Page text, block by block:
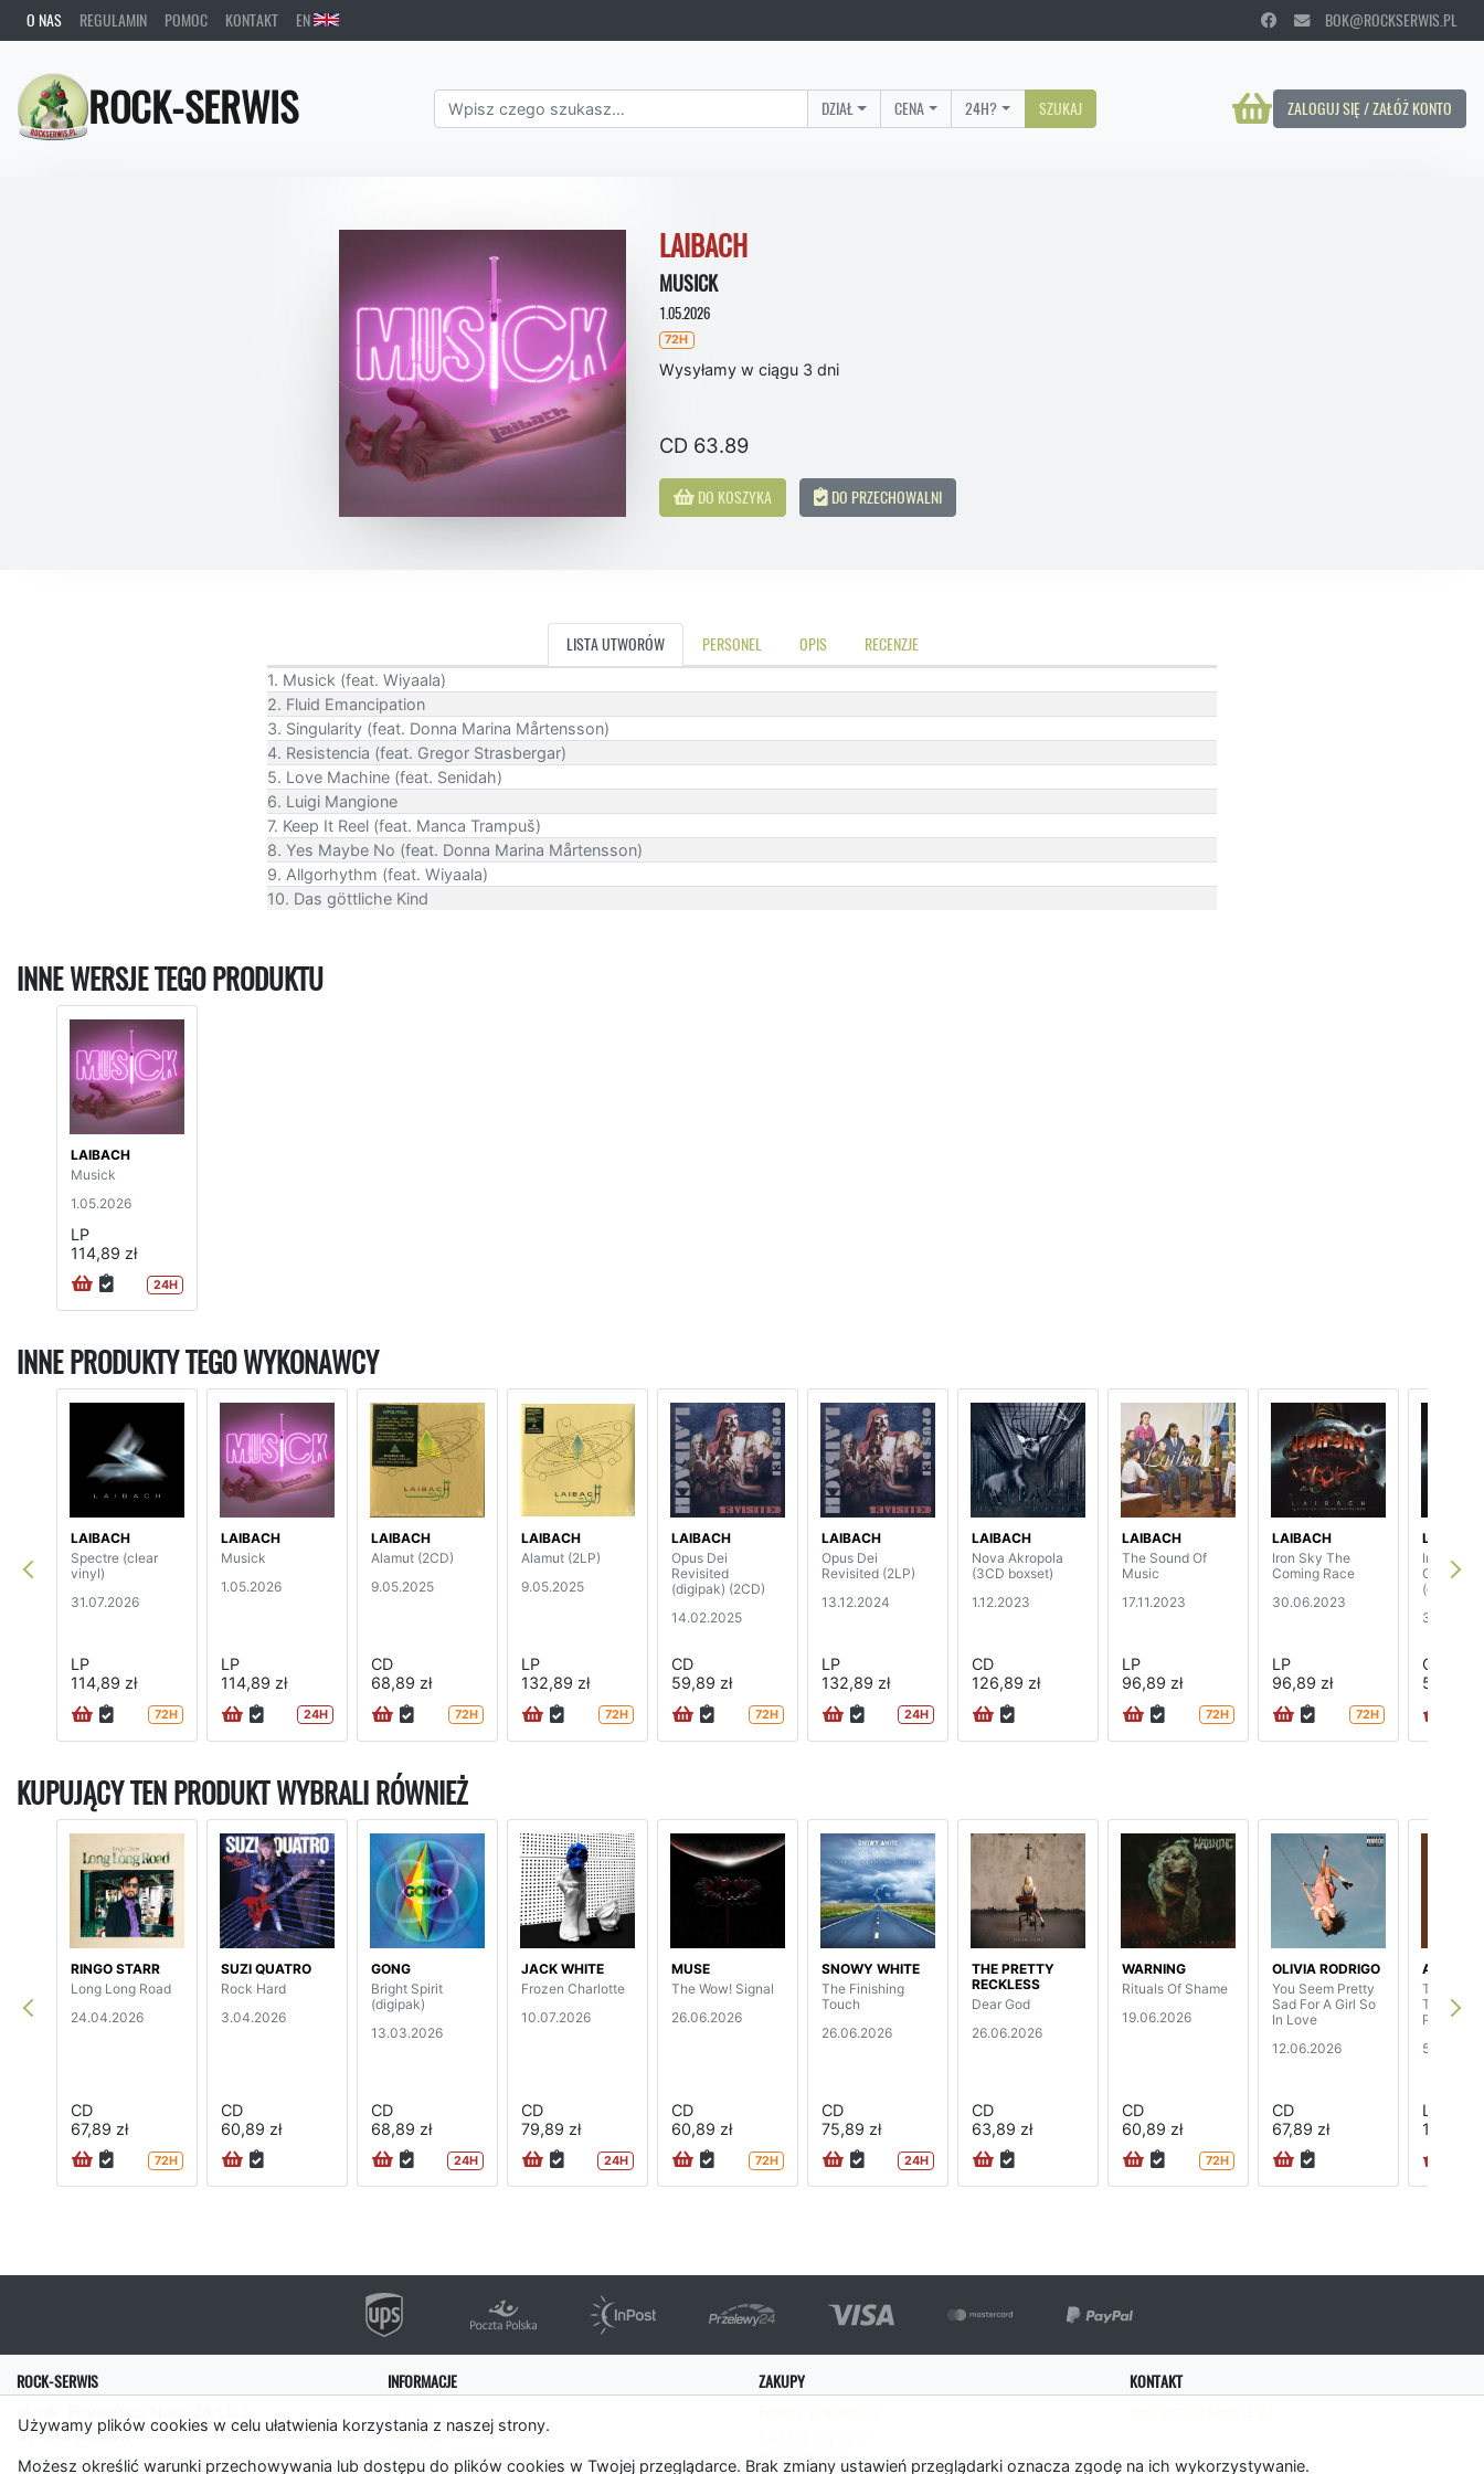
Używamy plików cookies w celu ułatwienia korzystania z naszej strony.
Możesz określić warunki przechowywania lub dostępu do plików cookies w Twojej przeglądarce. Brak zmiany ustawień przeglądarki oznacza zgodę na ich wykorzystywanie.
O NAS REGULAMIN POMOC KONTAKT EN BOK@ROCKSERWIS.PL
ROCK-SERWIS ZALOGUJ SIĘ / ZAŁÓŻ KONTO
DZIAŁ CENA 24H? SZUKAJ
LAIBACH
MUSICK
1.05.2026
72H
Wysyłamy w ciągu 3 dni
CD 63.89
DO KOSZYKA DO PRZECHOWALNI
LISTA UTWORÓW PERSONEL OPIS RECENZJE
1. Musick (feat. Wiyaala)
2. Fluid Emancipation
3. Singularity (feat. Donna Marina Mårtensson)
4. Resistencia (feat. Gregor Strasbergar)
5. Love Machine (feat. Senidah)
6. Luigi Mangione
7. Keep It Reel (feat. Manca Trampuš)
8. Yes Maybe No (feat. Donna Marina Mårtensson)
9. Allgorhythm (feat. Wiyaala)
10. Das göttliche Kind
INNE WERSJE TEGO PRODUKTU
LAIBACH
Musick
1.05.2026
LP
114,89 zł
24H
INNE PRODUKTY TEGO WYKONAWCY
LAIBACH
Spectre (clear
vinyl)
31.07.2026
LP
114,89 zł
72H
LAIBACH
Musick
1.05.2026
LP
114,89 zł
24H
LAIBACH
Alamut (2CD)
9.05.2025
CD
68,89 zł
72H
LAIBACH
Alamut (2LP)
9.05.2025
LP
132,89 zł
72H
LAIBACH
Opus Dei
Revisited
(digipak) (2CD)
14.02.2025
CD
59,89 zł
72H
LAIBACH
Opus Dei
Revisited (2LP)
13.12.2024
LP
132,89 zł
24H
LAIBACH
Nova Akropola
(3CD boxset)
1.12.2023
CD
126,89 zł
LAIBACH
The Sound Of
Music
17.11.2023
LP
96,89 zł
72H
LAIBACH
Iron Sky The
Coming Race
30.06.2023
LP
96,89 zł
72H
LAIBACH
Iron Sky
Coming
(digipak)
CD
52,89 zł
KUPUJĄCY TEN PRODUKT WYBRALI RÓWNIEŻ
RINGO STARR
Long Long Road
24.04.2026
CD
67,89 zł
72H
SUZI QUATRO
Rock Hard
3.04.2026
CD
60,89 zł
GONG
Bright Spirit
(digipak)
13.03.2026
CD
68,89 zł
24H
JACK WHITE
Frozen Charlotte
10.07.2026
CD
79,89 zł
24H
MUSE
The Wow! Signal
26.06.2026
CD
60,89 zł
72H
SNOWY WHITE
The Finishing
Touch
26.06.2026
CD
75,89 zł
24H
THE PRETTY
RECKLESS
Dear God
26.06.2026
CD
63,89 zł
WARNING
Rituals Of Shame
19.06.2026
CD
60,89 zł
72H
OLIVIA RODRIGO
You Seem Pretty
Sad For A Girl So
In Love
12.06.2026
CD
67,89 zł
AMY,
Tippin' On
Through
Poet)
5.06.2026
LP
183,89
ROCK-SERWIS
31-543 Kraków
INFORMACJE
Pomoc
Polityka cookies
ZAKUPY
Panel Klienta
KONTAKT